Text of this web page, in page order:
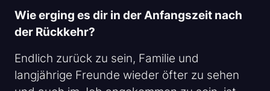
Wie erging es dir in der Anfangszeit nach
der Rückkehr?
Endlich zurück zu sein, Familie und
langjährige Freunde wieder öfter zu sehen